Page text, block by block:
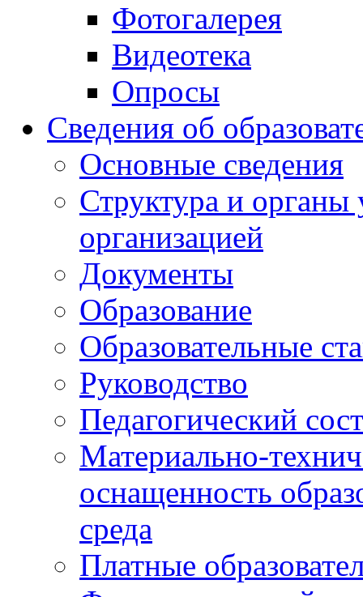
Фотогалерея
Видеотека
Опросы
Сведения об
Основные сведения
Структура и органы
организацией
Документы
Образование
Образовательные
Руководство
Педагогический
Материально-
оснащенность
среда
Платные